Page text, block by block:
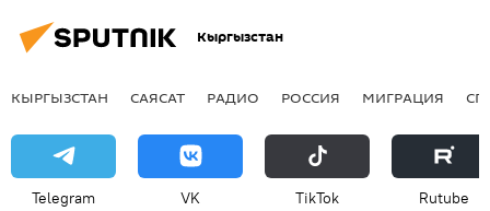
Кыргызстан
КЫРГЫЗСТАН САЯСАТ РАДИО РОССИЯ МИГРАЦИЯ
Telegram VK ТikТоk Rutube